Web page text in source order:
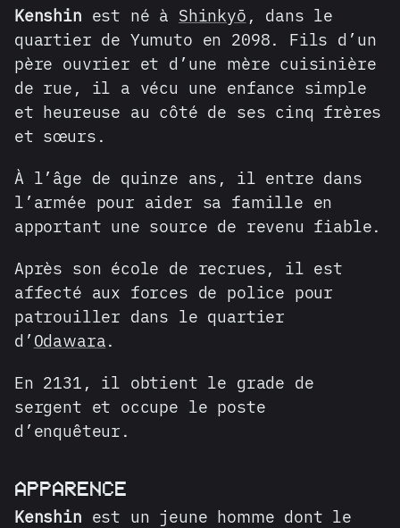
Kenshin est né à Shinkyō , dans le
quartier de Yumuto en 2098. Fils d’un
père ouvrier et d’une mère cuisinière
de rue, il a vécu une enfance simple
et heureuse au côté de ses cinq frères
et sœurs.
À l’âge de quinze ans, il entre dans
l’armée pour aider sa famille en
apportant une source de revenu fiable.
Après son école de recrues, il est
affecté aux forces de police pour
patrouiller dans le quartier
d’ Odawara.
En 2131, il obtient le grade de
sergent et occupe le poste
d’enquêteur.
APPARENCE
Kenshin est un jeune homme dont le